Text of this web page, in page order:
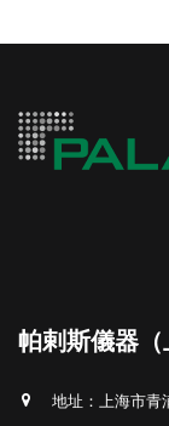
帕剌斯儀器
地址：上海市青